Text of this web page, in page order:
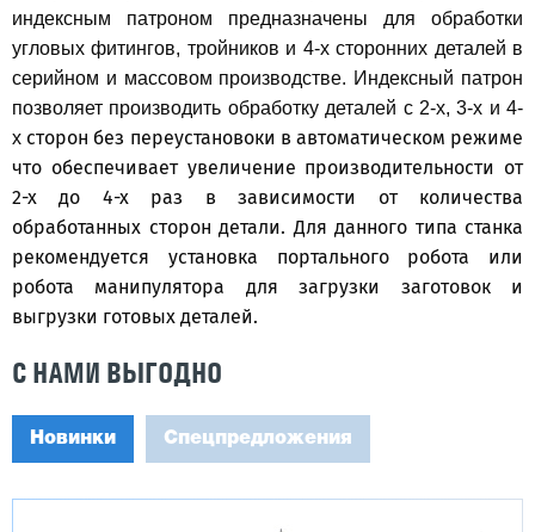
индексным патроном предназначены для обработки
угловых фитингов, тройников и 4-х сторонних деталей в
серийном и массовом производстве. Индексный патрон
позволяет производить обработку деталей с 2-х, 3-х и 4-
х сторон без переустановоки в автоматическом режиме
что обеспечивает увеличение производительности от
2-х до 4-х раз в зависимости от количества
обработанных сторон детали. Для данного типа станка
рекомендуется установка портального робота или
робота манипулятора для загрузки заготовок и
выгрузки готовых деталей.
С НАМИ ВЫГОДНО
Новинки Спецпредложения